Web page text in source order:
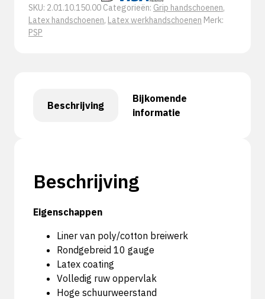
SKU: 2.01.10.150.00 Categorieën: Grip handschoenen,
Latex handschoenen, Latex werkhandschoenen Merk:
PSP
Beschrijving
Bijkomende
informatie
Beschrijving
Eigenschappen
Liner van poly/cotton breiwerk
Rondgebreid 10 gauge
Latex coating
Volledig ruw oppervlak
Hoge schuurweerstand